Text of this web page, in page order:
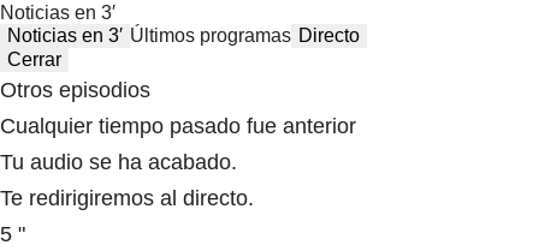
Noticias en 3′
Noticias en 3′ Últimos programas Directo
Cerrar
Otros episodios
Cualquier tiempo pasado fue anterior
Tu audio se ha acabado.
Te redirigiremos al directo.
5 "